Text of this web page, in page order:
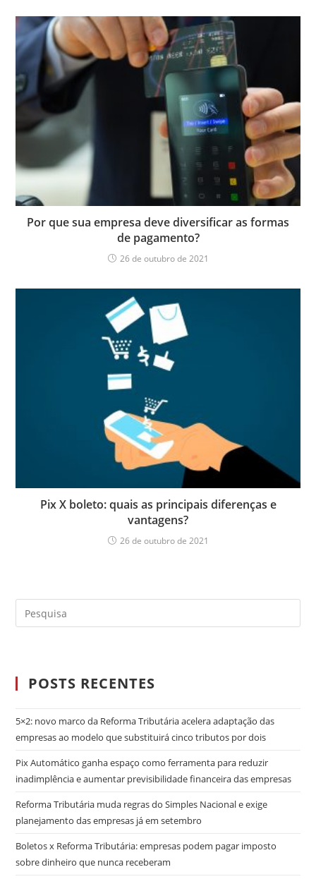
Por que sua empresa deve diversificar as formas
de pagamento?
26 de outubro de 2021
Pix X boleto: quais as principais diferenças e
vantagens?​
26 de outubro de 2021
POSTS RECENTES
5×2: novo marco da Reforma Tributária acelera adaptação das
empresas ao modelo que substituirá cinco tributos por dois
Pix Automático ganha espaço como ferramenta para reduzir
inadimplência e aumentar previsibilidade financeira das empresas
Reforma Tributária muda regras do Simples Nacional e exige
planejamento das empresas já em setembro
Boletos x Reforma Tributária: empresas podem pagar imposto
sobre dinheiro que nunca receberam